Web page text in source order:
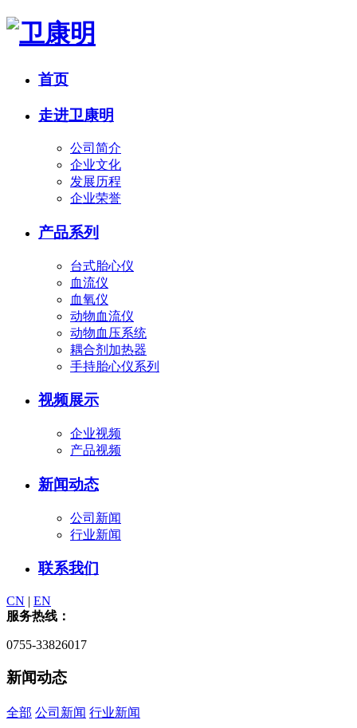
首页
走进卫康明
公司简介
企业文化
发展历程
企业荣誉
产品系列
台式胎心仪
血流仪
血氧仪
动物血流仪
动物血压系统
耦合剂加热器
手持胎心仪系列
视频展示
企业视频
产品视频
新闻动态
公司新闻
行业新闻
联系我们
CN | EN
服务热线：
0755-33826017
新闻动态
全部 公司新闻 行业新闻